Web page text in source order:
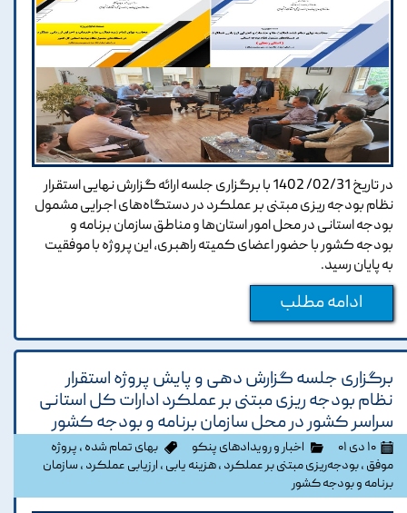
در تاریخ 02/31/ 1402 با برگزاری جلسه ارائه گزارش نهایی استقرار
نظام بودجه ریزی مبتنی بر عملکرد در دستگاه‌های اجرایی مشمول
بودجه استانی در محل امور استان‌ها و مناطق سازمان برنامه و
بودجه کشور با حضور اعضای کمیته راهبری، این پروژه با موفقیت
به پایان رسید.
ادامه مطلب
برگزاری جلسه گزارش دهی و پایش پروژه استقرار
نظام بودجه ریزی مبتنی بر عملکرد ادارات کل استانی
سراسر کشور در محل سازمان برنامه و بودجه کشور
۱۰ دی ۰۱ اخبار و رویدادهای پنکو بهای تمام شده ، پروژه
موفق ،بودجه‌ریزی مبتنی بر عملکرد ،هزینه یابی ، ارزیابی عملکرد ، سازمان
برنامه و بودجه کشور